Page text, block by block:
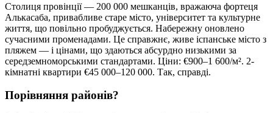
Столиця провінції — 200 000 мешканців, вражаюча фортеця
Алькасаба, привабливе старе місто, університет та культурне
життя, що повільно пробуджується. Набережну оновлено
сучасними променадами. Це справжнє, живе іспанське місто з
пляжем — і цінами, що здаються абсурдно низькими за
середземноморськими стандартами. Ціни: €900–1 600/м². 2-
кімнатні квартири €45 000–120 000. Так, справді.
Порівняння районів?